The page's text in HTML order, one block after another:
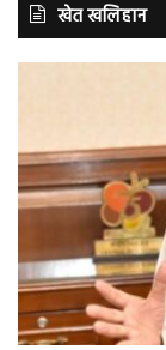
खेत खलिहान